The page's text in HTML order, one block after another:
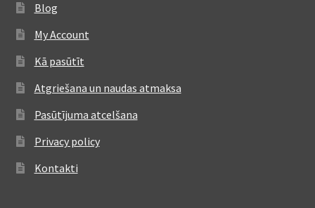
Blog
My Account
Kā pasūtīt
Atgriešana un naudas atmaksa
Pasūtījuma atcelšana
Privacy policy
Kontakti